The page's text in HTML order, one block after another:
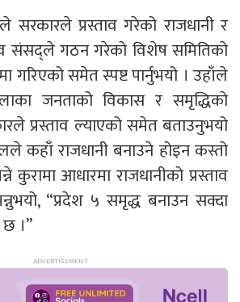
सरकारले प्रस्ताव गरेको राजधानी र
संसद्ले गठन गरेको विशेष समितिको
गरिएको समेत स्पष्ट पार्नुभयो । उहाँले
जनताको विकास र समृद्धिको
प्रस्ताव ल्याएको समेत बताउनुभयो
कहाँ राजधानी बनाउने होइन कस्तो
कुरामा आधारमा राजधानीको प्रस्ताव
“प्रदेश ५ समृद्ध बनाउन सक्दा
।”